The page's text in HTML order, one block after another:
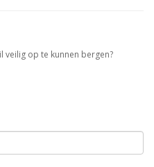
veilig op te kunnen bergen?